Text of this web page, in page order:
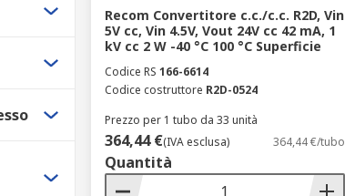
Recom Convertitore c.c./c.c. R2D, Vin
5V cc, Vin 4.5V, Vout 24V cc 42 mA, 1
kV cc 2 W -40 °C 100 °C Superficie
Codice RS 166-6614
Codice costruttore R2D-0524
Prezzo per 1 tubo da 33 unità
364,44 €(IVA esclusa) 364,44 €/tubo
Quantità